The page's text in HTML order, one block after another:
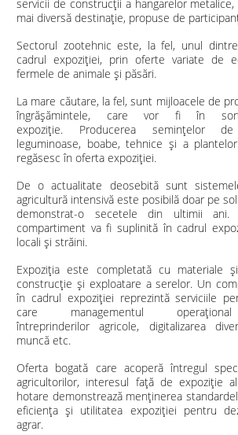
servicii de construcții a hangarelor
mai diversă destinație, propuse de
Sectorul zootehnic este, la fel, unul
cadrul expoziției, prin oferte variate de
fermele de animale și păsări.
La mare căutare, la fel, sunt mijloacele de
îngrăşămintele, care vor fi în
expoziție. Producerea seminţelor
leguminoase, boabe, tehnice şi a
regăsesc în oferta expoziției.
De o actualitate deosebită sunt
agricultură intensivă este posibilă doar pe
demonstrat-o secetele din ultimii
compartiment va fi suplinită în cadrul
locali și străini.
Expoziția este completată cu materiale
construcţie şi exploatare a serelor. Un
în cadrul expoziției reprezintă serviciile
care managementul
întreprinderilor agricole, digitalizarea
muncă etc.
Oferta bogată care acoperă întregul
agricultorilor, interesul față de expoziție
hotare demonstrează menținerea
eficiența și utilitatea expoziției pentru
agrar.